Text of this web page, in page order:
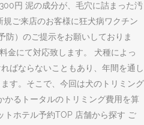
円 泥の成分が、毛穴に詰まった汚
ご来店のお客様に狂犬病ワクチン
）のご提示をお願いしておりま
金にて対応致します。 犬種によっ
ばならないこともあり、年間を通し
す。そこで、今回は犬のトリミング
かるトータルのトリミング費用を算
トホテル予約TOP 店舗から探す ご